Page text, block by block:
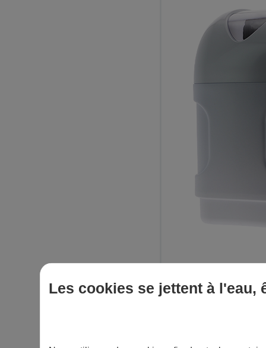
Les cookies se jettent à l'eau,